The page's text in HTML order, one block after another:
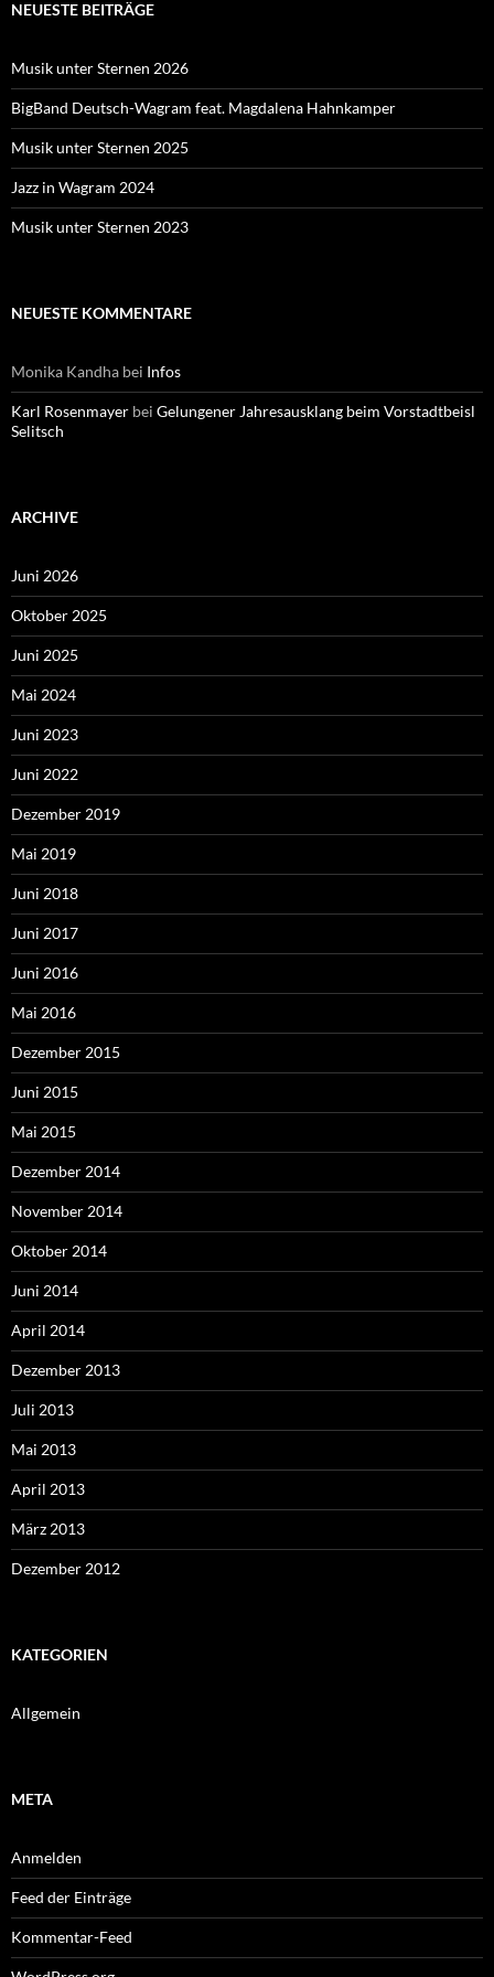
NEUESTE BEITRÄGE
Musik unter Sternen 2026
BigBand Deutsch-Wagram feat. Magdalena Hahnkamper
Musik unter Sternen 2025
Jazz in Wagram 2024
Musik unter Sternen 2023
NEUESTE KOMMENTARE
Monika Kandha bei Infos
Karl Rosenmayer bei Gelungener Jahresausklang beim Vorstadtbeisl
Selitsch
ARCHIVE
Juni 2026
Oktober 2025
Juni 2025
Mai 2024
Juni 2023
Juni 2022
Dezember 2019
Mai 2019
Juni 2018
Juni 2017
Juni 2016
Mai 2016
Dezember 2015
Juni 2015
Mai 2015
Dezember 2014
November 2014
Oktober 2014
Juni 2014
April 2014
Dezember 2013
Juli 2013
Mai 2013
April 2013
März 2013
Dezember 2012
KATEGORIEN
Allgemein
META
Anmelden
Feed der Einträge
Kommentar-Feed